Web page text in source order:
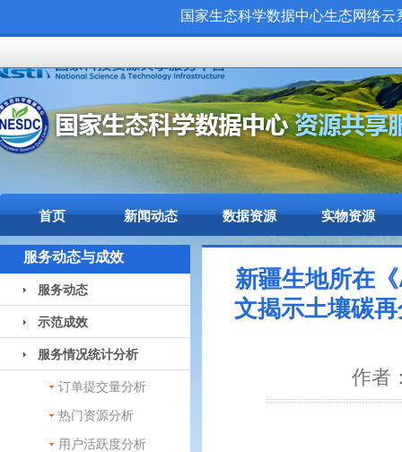
国家生态科学数据中心生态网络
首页 新闻动态 数据资源 实物资源
服务动态与成效
服务动态
示范成效
服务情况统计分析
订单提交量分析
热门资源分析
用户活跃度分析
新疆生地所在
文揭示土壤碳
作者